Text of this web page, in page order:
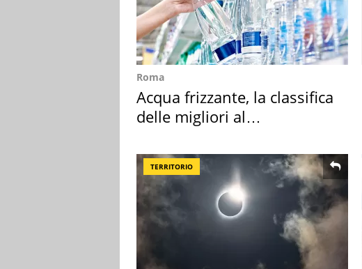
Roma
Acqua frizzante, la classifica
delle migliori al
TERRITORIO